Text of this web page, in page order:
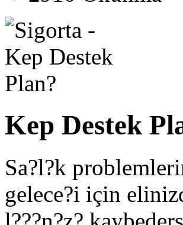
Kep Destek
Sa?l?k
gelece?i için